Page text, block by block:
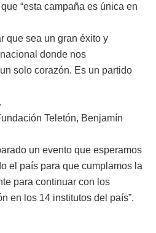
“esta campaña es única en
que sea un gran éxito y
donde nos
solo corazón. Es un partido
Teletón, Benjamín
un evento que esperamos
el país para que cumplamos la
para continuar con los
en los 14 institutos del país”.